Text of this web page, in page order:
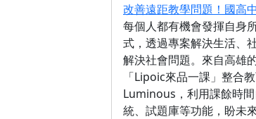
改善遠距教學問題！國高
每個人都有機會發揮自身
式，透過專案解決生活、
解決社會問題。來自高雄
「Lipoic來品一課」整合
Luminous，利用課餘時
統、試題庫等功能，盼未